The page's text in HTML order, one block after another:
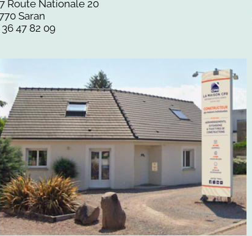
Route Nationale 20
Saran
36 47 82 09